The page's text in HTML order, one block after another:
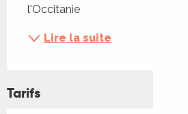
l'Occitanie
Lire la suite
Tarifs